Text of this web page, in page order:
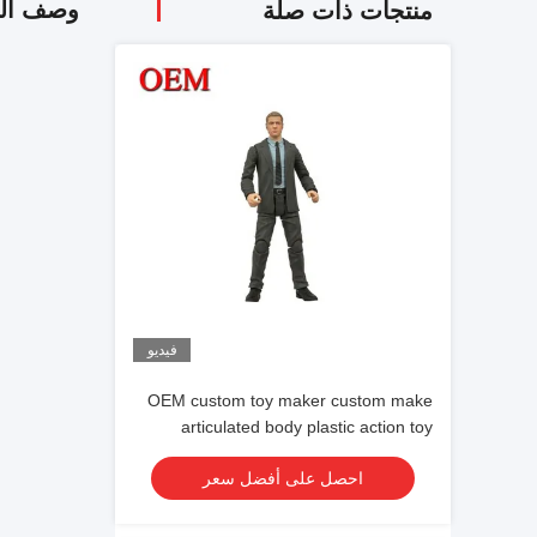
منتجات ذات صلة
فيديو
OEM custom toy maker custom make
articulated body plastic action toy
figures
احصل على أفضل سعر
وصف